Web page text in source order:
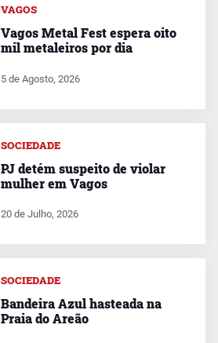
VAGOS
Vagos Metal Fest espera oito
mil metaleiros por dia
5 de Agosto, 2026
SOCIEDADE
PJ detém suspeito de violar
mulher em Vagos
20 de Julho, 2026
SOCIEDADE
Bandeira Azul hasteada na
Praia do Areão